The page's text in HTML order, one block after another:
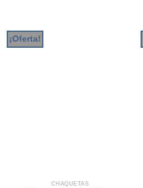
¡Oferta!
CHAQUETAS